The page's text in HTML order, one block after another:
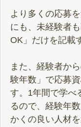
より多くの応募
にも、未経験者
OK」だけを記載
また、経験者か
験年数」で応募
す。1年間で学べ
るので、経験年
かくの良い人材